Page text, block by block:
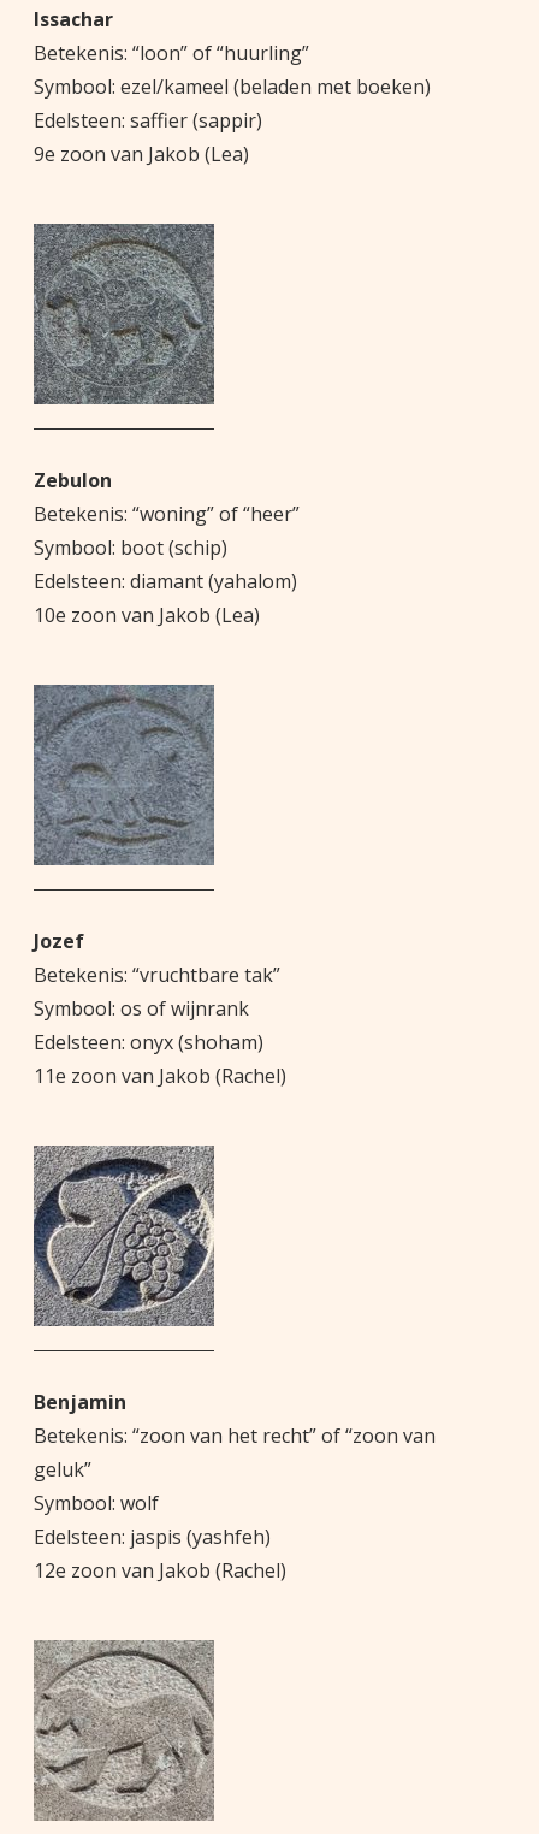
Issachar
Betekenis: “loon” of “huurling”
Symbool: ezel/kameel (beladen met boeken)
Edelsteen: saffier (sappir)
9e zoon van Jakob (Lea)
Zebulon
Betekenis: “woning” of “heer”
Symbool: boot (schip)
Edelsteen: diamant (yahalom)
10e zoon van Jakob (Lea)
Jozef
Betekenis: “vruchtbare tak”
Symbool: os of wijnrank
Edelsteen: onyx (shoham)
11e zoon van Jakob (Rachel)
Benjamin
Betekenis: “zoon van het recht” of “zoon van
geluk”
Symbool: wolf
Edelsteen: jaspis (yashfeh)
12e zoon van Jakob (Rachel)